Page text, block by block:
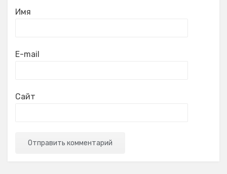
Имя
E-mail
Сайт